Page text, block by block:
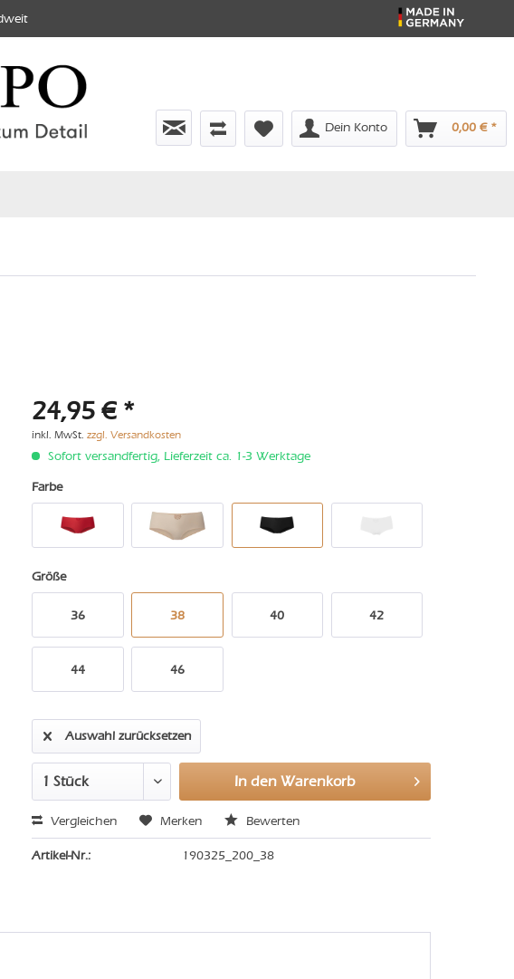
Dein Konto 0,00 € *
24,95 € *
inkl. MwSt.zzgl. Versandkosten
Sofort versandfertig, Lieferzeit ca. 1-3 Werktage
Farbe
Größe
36 38 40 42
44 46
Auswahl zurücksetzen
In den Warenkorb
Vergleichen Merken Bewerten
Artikel-Nr.: 190325_200_38